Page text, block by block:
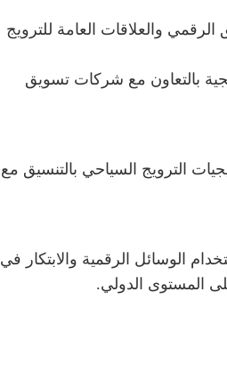
والعلاقات العامة للترويج
بالتعاون مع شركات تسويق
الترويج السياحي بالتنسيق مع
الوسائل الرقمية والابتكار في
المستوى الدولي.